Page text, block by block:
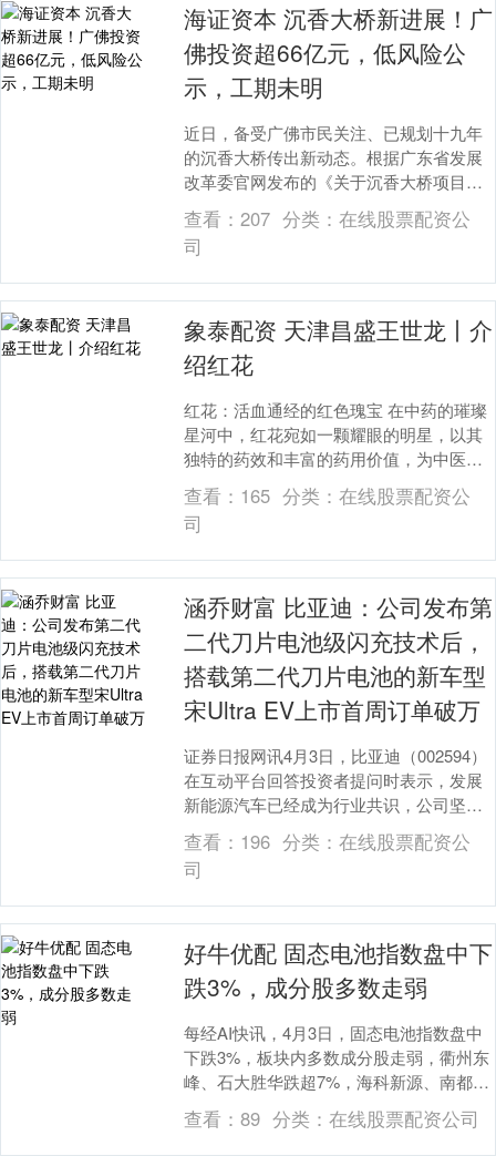
海证资本 沉香大桥新进展！广
佛投资超66亿元，低风险公
示，工期未明
近日，备受广佛市民关注、已规划十九年
的沉香大桥传出新动态。根据广东省发展
改革委官网发布的《关于沉香大桥项目可
行性研究报告审批前公示》（以下简称
《公示》），沉香大....
查看：207 分类： 在线股票配资公
司
象泰配资 天津昌盛王世龙丨介
绍红花
红花：活血通经的红色瑰宝 在中药的璀璨
星河中，红花宛如一颗耀眼的明星，以其
独特的药效和丰富的药用价值，为中医药
学的发展贡献着重要力量。 红花，为菊科
植物红花的干....
查看： 165 分类： 在线股票配资公
司
涵乔财富 比亚迪：公司发布第
二代刀片电池级闪充技术后，
搭载第二代刀片电池的新车型
宋Ultra EV上市首周订单破万
证券日报网讯4月3日，比亚迪（002594）
在互动平台回答投资者提问时表示，发展
新能源汽车已经成为行业共识，公司坚
持“用技术创新满足人们对美好生活的向
往”。公司....
查看： 196 分类： 在线股票配资公
司
好牛优配 固态电池指数盘中下
跌3%，成分股多数走弱
每经AI快讯，4月3日，固态电池指数盘中
下跌3%，板块内多数成分股走弱，衢州东
峰、石大胜华跌超7%，海科新源、南都电
源、丰元股份跌超4%。....
查看：89 分类： 在线股票配资公司